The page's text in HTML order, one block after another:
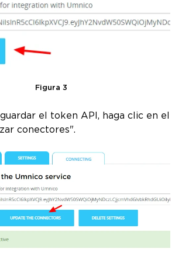
Figura 3
el token API, haga clic en el
conectores".